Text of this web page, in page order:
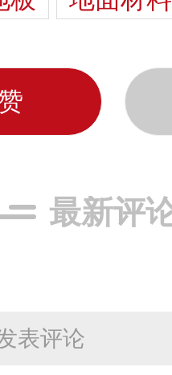
最新评
表评论